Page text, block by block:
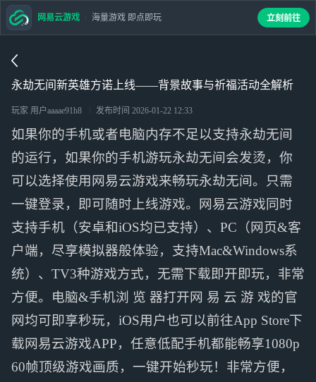
永劫无间新英雄方诺上线——背景故事与祈福活动全解析
玩家 用户aaaae91h8 发布时间 2026-01-22 12:33
如果你的手机或者电脑内存不足以支持永劫无间
的运行，如果你的手机游玩永劫无间会发烫，你
可以选择使用网易云游戏来畅玩永劫无间。只需
一键登录，即可随时上线游戏。网易云游戏同时
支持手机（安卓和iOS均已支持）、PC（网页&客
户端，尽享模拟器般体验，支持Mac&Windows系
统）、TV3种游戏方式，无需下载即开即玩，非常
方便。电脑&手机浏 览 器打开网 易 云 游 戏的官
网均可即享秒玩，iOS用户也可以前往App Store下
载网易云游戏APP，任意低配手机都能畅享1080p
60帧顶级游戏画质，一键开始秒玩！非常方便，
网易云游戏 海量游戏 即点即玩 立刻前往